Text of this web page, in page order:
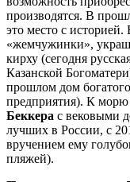
производятся. В
это место с
«жемчужинки»,
кирху (сегодня
Казанской
прошлом дом
предприятия). К
Беккера с вековыми
лучших в России, с
вручением ему
пляжей).